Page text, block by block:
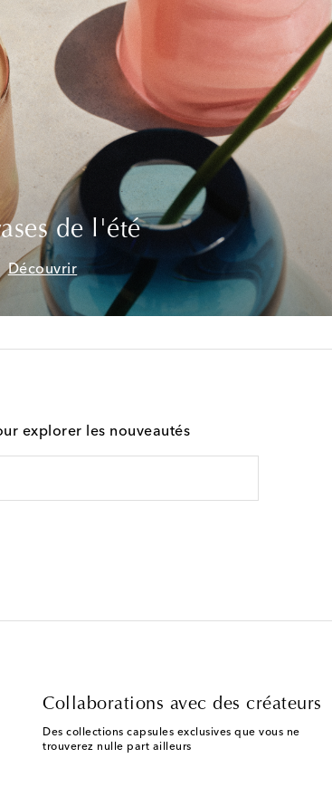
de l'été
Découvrir
explorer les nouveautés
Collaborations avec des créateurs
Des collections capsules exclusives que vous ne
trouverez nulle part ailleurs